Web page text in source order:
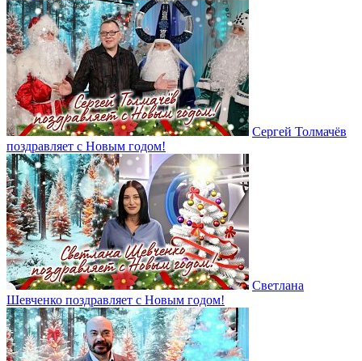
Сергей Толмачёв
поздравляет с Новым годом!
Светлана
Шевченко поздравляет с Новым годом!